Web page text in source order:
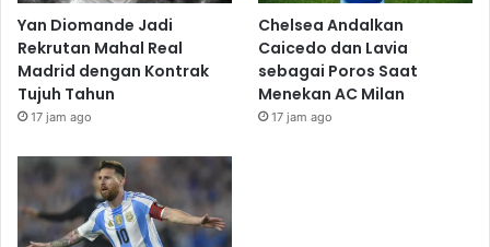
Yan Diomande Jadi
Rekrutan Mahal Real
Madrid dengan Kontrak
Tujuh Tahun
17 jam ago
Chelsea Andalkan
Caicedo dan Lavia
sebagai Poros Saat
Menekan AC Milan
17 jam ago